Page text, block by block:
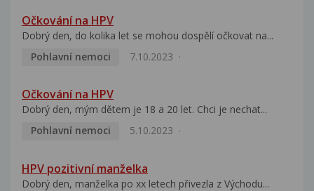
Očkování na HPV
Dobrý den, do kolika let se mohou dospělí očkovat na...
Pohlavní nemoci
7.10.2023
Očkování na HPV
Dobrý den, mým dětem je 18 a 20 let. Chci je nechat...
Pohlavní nemoci
5.10.2023
HPV pozitivní manželka
Dobrý den, manželka po xx letech přivezla z Východu...